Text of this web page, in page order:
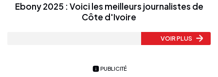
Ebony 2025 : Voici les meilleurs journalistes de
Côte d'Ivoire
VOIR PLUS
PUBLICITÉ